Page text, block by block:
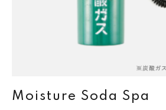
Moisture Soda Spa